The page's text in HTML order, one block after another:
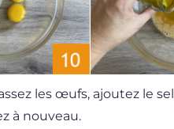
les œufs, ajoutez le sel
à nouveau.